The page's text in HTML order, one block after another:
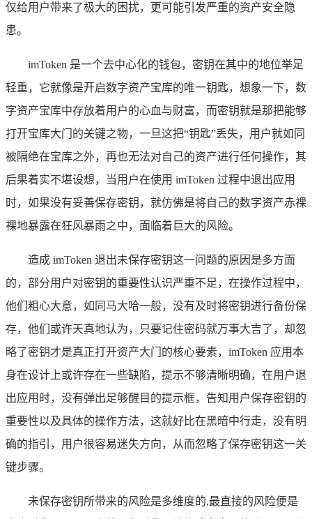
仅给用户带来了极大的困扰，更可能引发严重的资产安全隐
患。
imToken 是一个去中心化的钱包，密钥在其中的地位举足
轻重，它就像是开启数字资产宝库的唯一钥匙，想象一下，数
字资产宝库中存放着用户的心血与财富，而密钥就是那把能够
打开宝库大门的关键之物，一旦这把“钥匙”丢失，用户就如同
被隔绝在宝库之外，再也无法对自己的资产进行任何操作，其
后果着实不堪设想，当用户在使用 imToken 过程中退出应用
时，如果没有妥善保存密钥，就仿佛是将自己的数字资产赤裸
裸地暴露在狂风暴雨之中，面临着巨大的风险。
造成 imToken 退出未保存密钥这一问题的原因是多方面
的，部分用户对密钥的重要性认识严重不足，在操作过程中，
他们粗心大意，如同马大哈一般，没有及时将密钥进行备份保
存，他们或许天真地认为，只要记住密码就万事大吉了，却忽
略了密钥才是真正打开资产大门的核心要素，imToken 应用本
身在设计上或许存在一些缺陷，提示不够清晰明确，在用户退
出应用时，没有弹出足够醒目的提示框，告知用户保存密钥的
重要性以及具体的操作方法，这就好比在黑暗中行走，没有明
确的指引，用户很容易迷失方向，从而忽略了保存密钥这一关
键步骤。
未保存密钥所带来的风险是多维度的,最直接的风险便是